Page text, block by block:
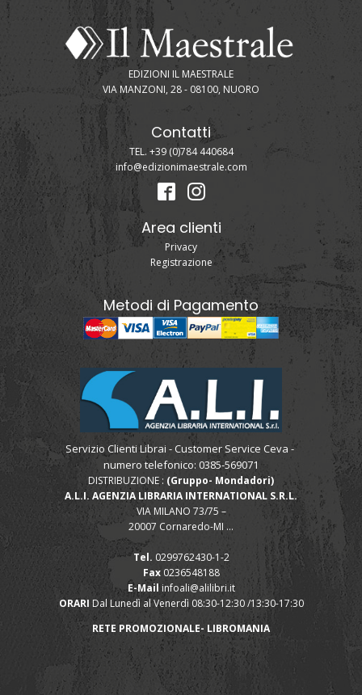
EDIZIONI IL MAESTRALE
VIA MANZONI, 28 - 08100, NUORO
Contatti
TEL. +39 (0)784 440684
info@edizionimaestrale.com
Area clienti
Privacy
Registrazione
Metodi di Pagamento
Servizio Clienti Librai - Customer Service Ceva -
numero telefonico: 0385-569071
DISTRIBUZIONE : (Gruppo- Mondadori)
A.L.I. AGENZIA LIBRARIA INTERNATIONAL S.R.L.
VIA MILANO 73/75 –
20007 Cornaredo-MI ...
Tel. 0299762430-1-2
Fax0236548188
E-Mail infoali@alilibri.it
ORARI Dal Lunedì al Venerdì 08:30-12:30 /13:30-17:30
RETE PROMOZIONALE- LIBROMANIA